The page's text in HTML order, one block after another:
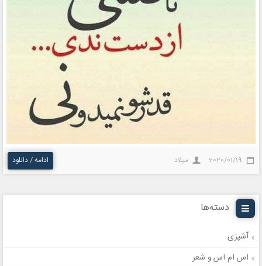
2020/01/19 میلاد ادامه / دانلود
دسته‌ها
آشپزی
اس ام اس و شعر